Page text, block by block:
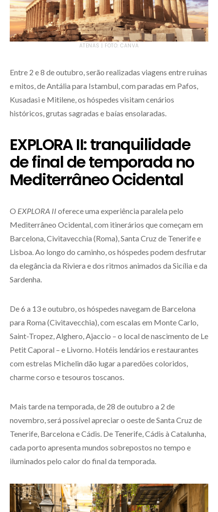
ATENAS | FOTO: CANVA
Entre 2 e 8 de outubro, serão realizadas viagens entre ruínas
e mitos, de Antália para Istambul, com paradas em Pafos,
Kusadasi e Mitilene, os hóspedes visitam cenários
históricos, grutas sagradas e baías ensolaradas.
EXPLORA II: tranquilidade
de final de temporada no
Mediterrâneo Ocidental
O EXPLORA II oferece uma experiência paralela pelo
Mediterrâneo Ocidental, com itinerários que começam em
Barcelona, Civitavecchia (Roma), Santa Cruz de Tenerife e
Lisboa. Ao longo do caminho, os hóspedes podem desfrutar
da elegância da Riviera e dos ritmos animados da Sicília e da
Sardenha.
De 6 a 13 e outubro, os hóspedes navegam de Barcelona
para Roma (Civitavecchia), com escalas em Monte Carlo,
Saint-Tropez, Alghero, Ajaccio – o local de nascimento de Le
Petit Caporal – e Livorno. Hotéis lendários e restaurantes
com estrelas Michelin dão lugar a paredões coloridos,
charme corso e tesouros toscanos.
Mais tarde na temporada, de 28 de outubro a 2 de
novembro, será possível apreciar o oeste de Santa Cruz de
Tenerife, Barcelona e Cádis. De Tenerife, Cádis à Catalunha,
cada porto apresenta mundos sobrepostos no tempo e
iluminados pelo calor do final da temporada.